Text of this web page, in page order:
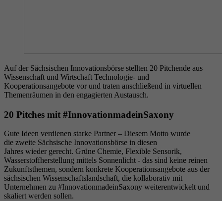
Auf der Sächsischen Innovationsbörse stellten 20 Pitchende aus
Wissenschaft und Wirtschaft Technologie- und
Kooperationsangebote vor und traten anschließend in virtuellen
Themenräumen in den engagierten Austausch.
20 Pitches mit #InnovationmadeinSaxony
Gute Ideen verdienen starke Partner – Diesem Motto wurde
die zweite Sächsische Innovationsbörse in diesen
Jahres wieder gerecht. Grüne Chemie, Flexible Sensorik,
Wasserstoffherstellung mittels Sonnenlicht - das sind keine reinen
Zukunftsthemen, sondern konkrete Kooperationsangebote aus der
sächsischen Wissenschaftslandschaft, die kollaborativ mit
Unternehmen zu #InnovationmadeinSaxony weiterentwickelt und
skaliert werden sollen.